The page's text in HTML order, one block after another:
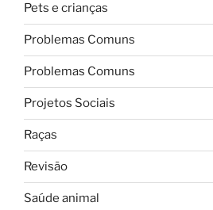
Pets e crianças
Problemas Comuns
Problemas Comuns
Projetos Sociais
Raças
Revisão
Saúde animal